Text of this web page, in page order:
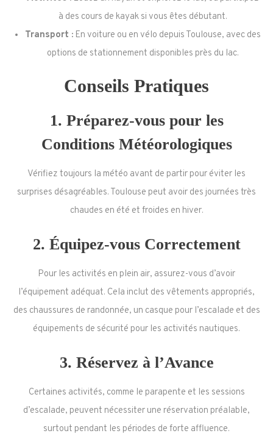
à des cours de kayak si vous êtes débutant.
Transport :En voiture ou en vélo depuis Toulouse, avec des
options de stationnement disponibles près du lac.
Conseils Pratiques
1. Préparez-vous pour les
Conditions Météorologiques
Vérifiez toujours la météo avant de partir pour éviter les
surprises désagréables. Toulouse peut avoir des journées très
chaudes en été et froides en hiver.
2. Équipez-vous Correctement
Pour les activités en plein air, assurez-vous d’avoir
l’équipement adéquat. Cela inclut des vêtements appropriés,
des chaussures de randonnée, un casque pour l’escalade et des
équipements de sécurité pour les activités nautiques.
3. Réservez à l’Avance
Certaines activités, comme le parapente et les sessions
d’escalade, peuvent nécessiter une réservation préalable,
surtout pendant les périodes de forte affluence.